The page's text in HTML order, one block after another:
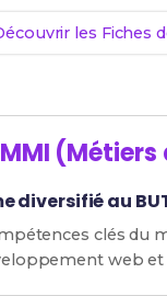
les Fiches
MMI
au
clés du
web